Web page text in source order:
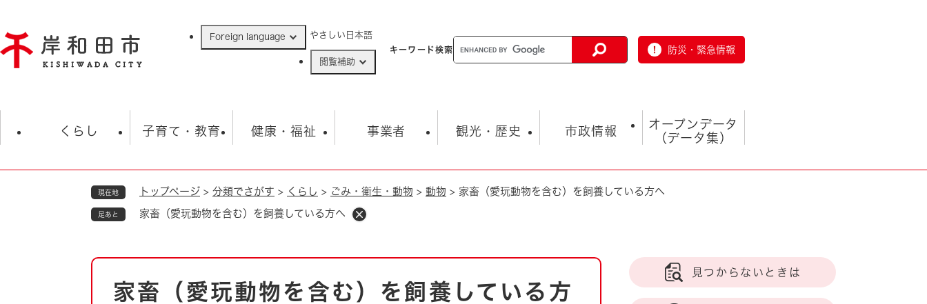
ジ
の
Foreign language やさしい日本語
閲覧補助
キーワード検索 防災・緊急情報
くらし
住民票・戸籍
ごみ・衛生・動物 救急・消防
防災・防犯 上水道・下水道
子育て・教育
学校 子育て
健康・福祉
福祉・健康・生活 生涯学習・スポーツ
事業者
入札・契約情報 まちづくり・協働
環境 福祉・介護
観光・歴史
観光 観光スポット
とじる
市政情報
市の概要 総合計画
市政 職員採用情報
市役所・施設の案内
オープンデータ
（データ集）
オープンデータ
現在地 トップページ > 分類でさがす > くらし > ごみ・衛生・動物 > 動物 > 家畜（愛玩動物を含む）を飼養している方へ
足あと 家畜（愛玩動物を含む）を飼養している方へ
本
家畜（愛玩動物を含む）を飼養している方
見つからないときは